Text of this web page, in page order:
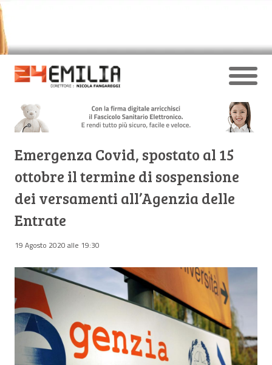
Emergenza Covid, spostato al 15
ottobre il termine di sospensione
dei versamenti all’Agenzia delle
Entrate
19 Agosto 2020 alle 19:30